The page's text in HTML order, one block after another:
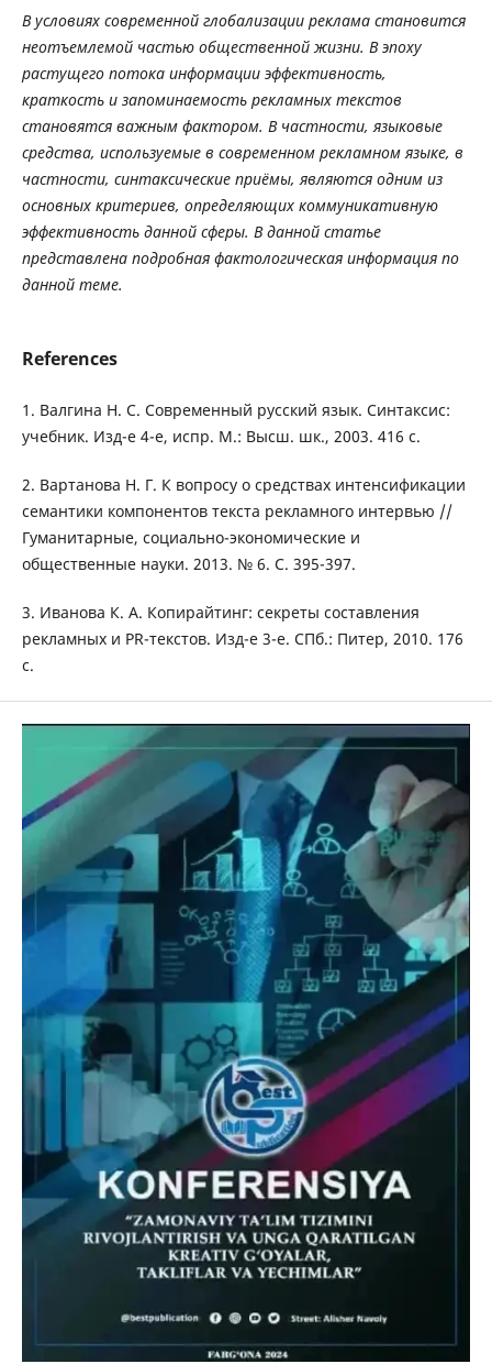
В условиях современной глобализации реклама становится
неотъемлемой частью общественной жизни. В эпоху
растущего потока информации эффективность,
краткость и запоминаемость рекламных текстов
становятся важным фактором. В частности, языковые
средства, используемые в современном рекламном языке, в
частности, синтаксические приёмы, являются одним из
основных критериев, определяющих коммуникативную
эффективность данной сферы. В данной статье
представлена ​​подробная фактологическая информация по
данной теме.
References
1. Валгина Н. С. Современный русский язык. Синтаксис:
учебник. Изд-е 4-е, испр. М.: Высш. шк., 2003. 416 с.
2. Вартанова Н. Г. К вопросу о средствах интенсификации
семантики компонентов текста рекламного интервью //
Гуманитарные, социально-экономические и
общественные науки. 2013. № 6. С. 395-397.
3. Иванова К. А. Копирайтинг: секреты составления
рекламных и PR-текстов. Изд-е 3-е. СПб.: Питер, 2010. 176
с.